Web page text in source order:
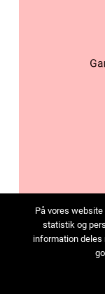
På vores
statistik og
information deles